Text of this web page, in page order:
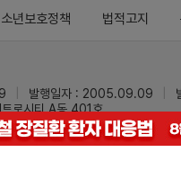
년보호정책 법적고지
발행일자 : 2005.09.09
로시티 A동 401호
Mail :